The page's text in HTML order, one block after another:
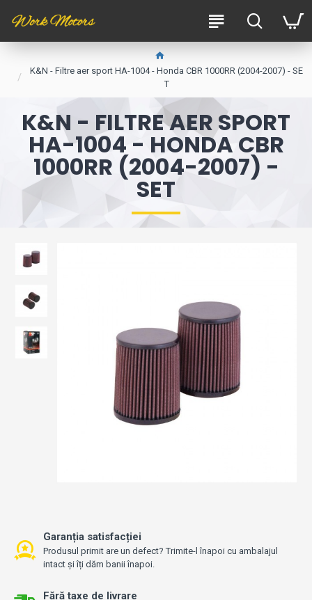
K&N - Filtre aer sport HA-1004 - Honda CBR 1000RR (2004-2007) - SE
T
K&N - FILTRE AER SPORT
HA-1004 - HONDA CBR
1000RR (2004-2007) -
SET
Fără taxe de livrare
Garanția satisfacției
Produsul primit are un defect? Trimite-l înapoi cu ambalajul
intact și îți dăm banii înapoi.